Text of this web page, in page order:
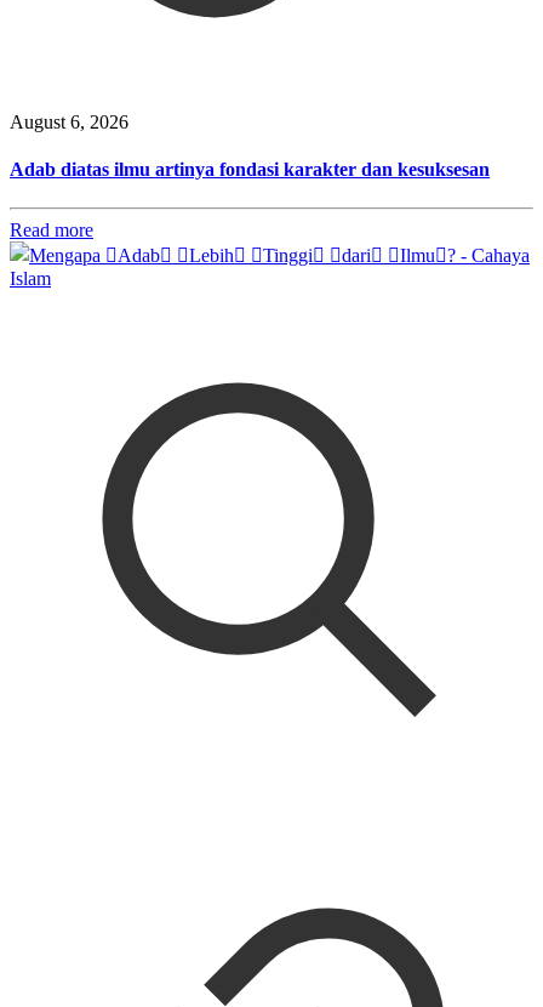
August 6, 2026
Adab diatas ilmu artinya fondasi karakter dan kesuksesan
Read more